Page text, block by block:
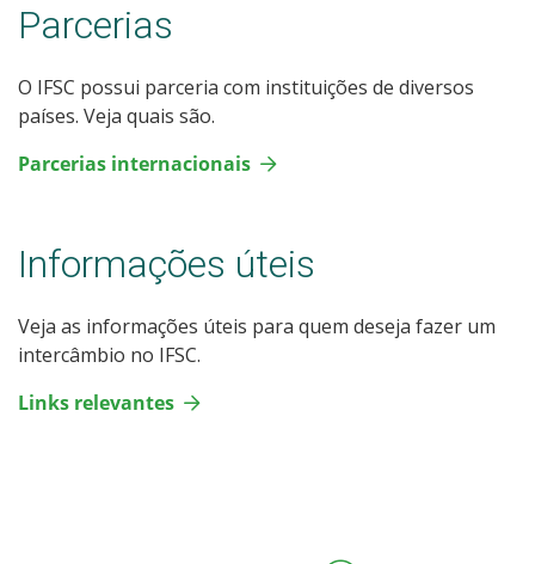
Parcerias
O IFSC possui parceria com instituições de diversos
países. Veja quais são.
Parcerias internacionais
Informações úteis
Veja as informações úteis para quem deseja fazer um
intercâmbio no IFSC.
Links relevantes